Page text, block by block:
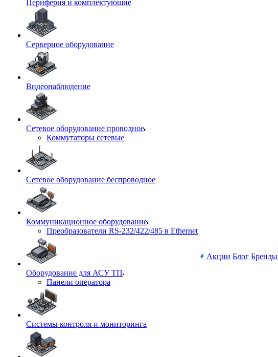
Периферия и комплектующие
Серверное оборудование
Видеонаблюдение
Сетевое оборудование проводное
Коммутаторы сетевые
Сетевое оборудование беспроводное
Коммуникационное оборудование
Преобразователи RS-232/422/485 в Ethernet
Оборудование для АСУ ТП
Панели оператора
Системы контроля и мониторинга
Акции Блог Бренды